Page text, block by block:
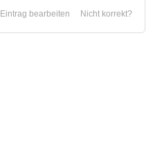
Nicht korrekt?
Eintrag bearbeiten